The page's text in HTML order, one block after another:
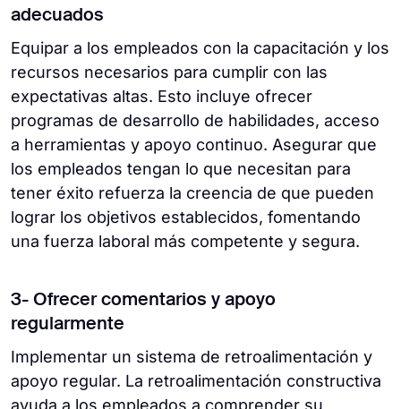
adecuados
Equipar a los empleados con la capacitación y los
recursos necesarios para cumplir con las
expectativas altas. Esto incluye ofrecer
programas de desarrollo de habilidades, acceso
a herramientas y apoyo continuo. Asegurar que
los empleados tengan lo que necesitan para
tener éxito refuerza la creencia de que pueden
lograr los objetivos establecidos, fomentando
una fuerza laboral más competente y segura.
3- Ofrecer comentarios y apoyo
regularmente
Implementar un sistema de retroalimentación y
apoyo regular. La retroalimentación constructiva